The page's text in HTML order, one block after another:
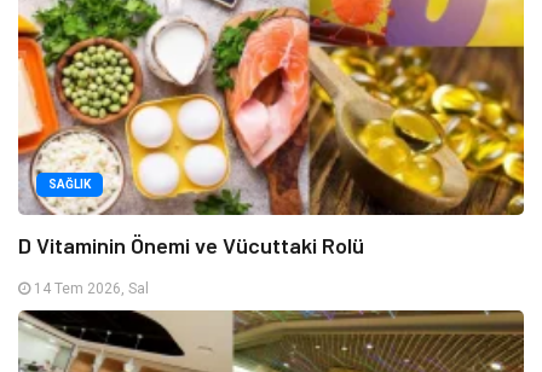
SAĞLIK
D Vitaminin Önemi ve Vücuttaki Rolü
14 Tem 2026, Sal